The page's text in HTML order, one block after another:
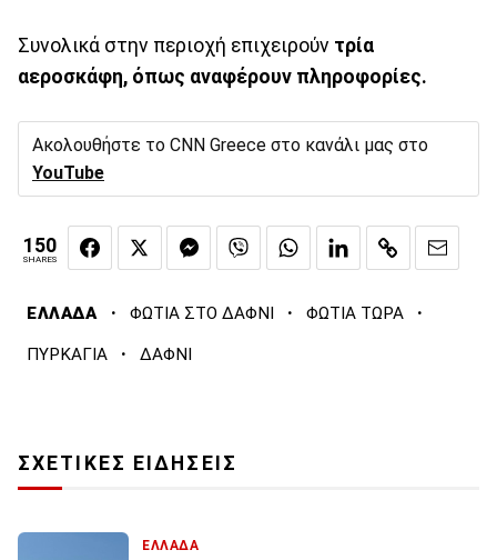
Συνολικά στην περιοχή επιχειρούν τρία
αεροσκάφη, όπως αναφέρουν πληροφορίες.
Ακολουθήστε το CNN Greece στο κανάλι μας στο
YouTube
150
SHARES
ΕΛΛΑΔΑ · ΦΩΤΙΑ ΣΤΟ ΔΑΦΝΙ · ΦΩΤΙΑ ΤΩΡΑ ·
ΠΥΡΚΑΓΙΑ · ΔΑΦΝΙ
ΣΧΕΤΙΚΕΣ ΕΙΔΗΣΕΙΣ
ΕΛΛΑΔΑ